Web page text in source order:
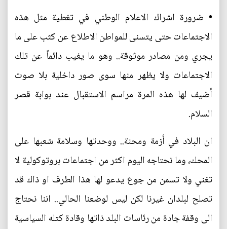
• ضرورة اشراك الاعلام الوطني في تغطية مثل هذه
الاجتماعات حتى يتسنى للمواطن الاطلاع عن كثب على ما
يجري ومن مصادر موثوقة.. وهو ما يغيب دائماً عن تلك
الاجتماعات ولا يظهر منها سوى صور داخلية بلا صوت
أضيف لها هذه المرة مراسم الاستقبال عند بوابة قصر
السلام.
ان البلاد في أزمة ومحنة.. ووحدتها وسلامة شعبها على
المحك، وما نحتاجه اليوم اكثر من اجتماعات بروتوكولية لا
تغني ولا تسمن من جوع يدعو لها هذا الطرف او ذاك قد
تصلح لبلدان غيرنا لكن ليس لوضعنا الحالي.. اننا نحتاج
الى وقفة جادة من رئاسات البلد ذاتها وقادة كتله السياسية